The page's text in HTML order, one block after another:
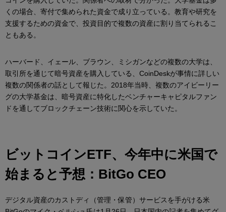
くの場合、寄付で集められた資金で成り立っている。教育や研究を
支援するための資金で、投資目的で複数の資産に割り当てられるこ
ともある。
ハーバード、イェール、ブラウン、ミシガンなどの複数の大学は、
取引所を通じて暗号資産を購入している、CoinDeskが事情に詳しい
複数の関係者の話として報じた。2018年当時、複数のアイビーリー
グの大学基金は、暗号資産に特化したベンチャーキャピタルファン
ドを通してブロックチェーン技術に関心を示していた。
ビットコインETF、今年中に米国で
始まると予想：BitGo CEO
デジタル資産のカストディ（管理・保管）サービスを手がける米